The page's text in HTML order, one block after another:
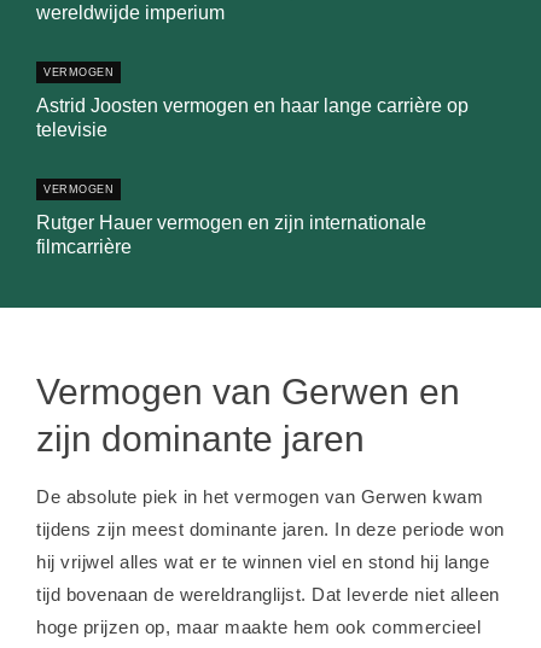
wereldwijde imperium
VERMOGEN
Astrid Joosten vermogen en haar lange carrière op
televisie
VERMOGEN
Rutger Hauer vermogen en zijn internationale
filmcarrière
Vermogen van Gerwen en
zijn dominante jaren
De absolute piek in het vermogen van Gerwen kwam
tijdens zijn meest dominante jaren. In deze periode won
hij vrijwel alles wat er te winnen viel en stond hij lange
tijd bovenaan de wereldranglijst. Dat leverde niet alleen
hoge prijzen op, maar maakte hem ook commercieel